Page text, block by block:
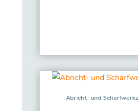
Abricht- und